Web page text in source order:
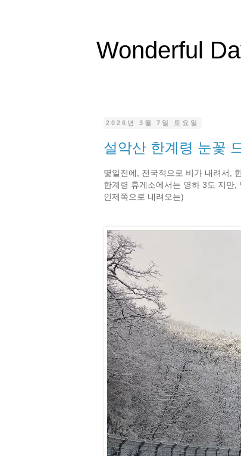
Wonderful
2026년 3월 7일 토요일
설악산 한계령 눈꽃
몇일전에, 전국적으로 비가 내려서,
한계령 휴게소에서는 영하 3도 지만
인제쪽으로 내려오는)